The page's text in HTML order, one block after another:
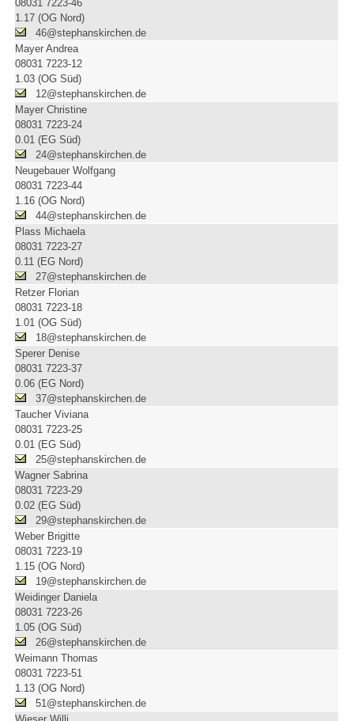
08031 7223-46
1.17 (OG Nord)
46@stephanskirchen.de
Mayer Andrea
08031 7223-12
1.03 (OG Süd)
12@stephanskirchen.de
Mayer Christine
08031 7223-24
0.01 (EG Süd)
24@stephanskirchen.de
Neugebauer Wolfgang
08031 7223-44
1.16 (OG Nord)
44@stephanskirchen.de
Plass Michaela
08031 7223-27
0.11 (EG Nord)
27@stephanskirchen.de
Retzer Florian
08031 7223-18
1.01 (OG Süd)
18@stephanskirchen.de
Sperer Denise
08031 7223-37
0.06 (EG Nord)
37@stephanskirchen.de
Taucher Viviana
08031 7223-25
0.01 (EG Süd)
25@stephanskirchen.de
Wagner Sabrina
08031 7223-29
0.02 (EG Süd)
29@stephanskirchen.de
Weber Brigitte
08031 7223-19
1.15 (OG Nord)
19@stephanskirchen.de
Weidinger Daniela
08031 7223-26
1.05 (OG Süd)
26@stephanskirchen.de
Weimann Thomas
08031 7223-51
1.13 (OG Nord)
51@stephanskirchen.de